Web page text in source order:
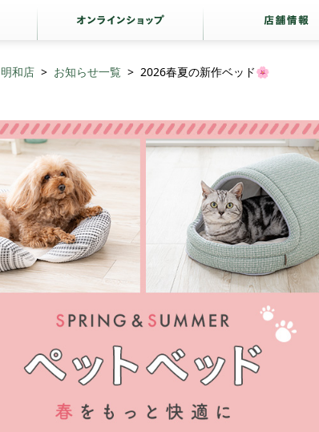
和店 お知らせ一覧 2026春夏の新作ベッド🌸